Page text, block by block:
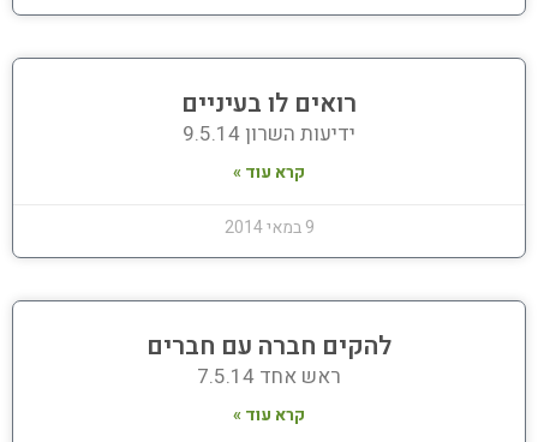
רואים לו בעיניים
ידיעות השרון 9.5.14
קרא עוד »
9 במאי 2014
להקים חברה עם חברים
ראש אחד 7.5.14
קרא עוד »